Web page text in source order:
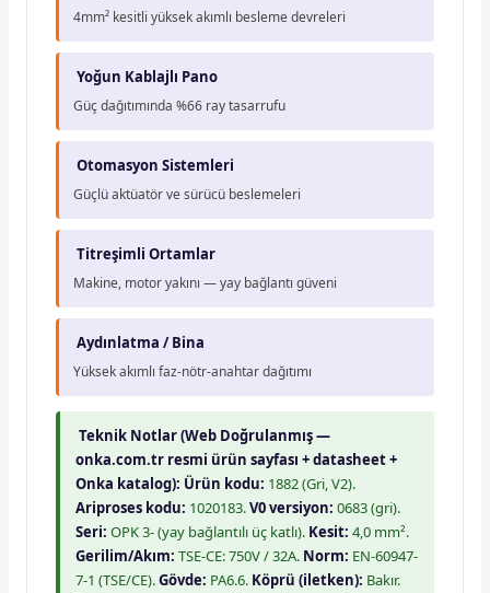
4mm² kesitli yüksek akımlı besleme devreleri
Yoğun Kablajlı Pano
Güç dağıtımında %66 ray tasarrufu
Otomasyon Sistemleri
Güçlü aktüatör ve sürücü beslemeleri
Titreşimli Ortamlar
Makine, motor yakını — yay bağlantı güveni
Aydınlatma / Bina
Yüksek akımlı faz-nötr-anahtar dağıtımı
Teknik Notlar (Web Doğrulanmış —
onka.com.tr resmi ürün sayfası + datasheet +
Onka katalog): Ürün kodu: 1882 (Gri, V2).
Ariproses kodu: 1020183.V0 versiyon: 0683 (gri).
Seri: OPK 3- (yay bağlantılı üç katlı). Kesit: 4,0 mm².
Gerilim/Akım: TSE-CE: 750V / 32A. Norm: EN-60947-
7-1 (TSE/CE).Gövde: PA6.6. Köprü (iletken): Bakır.